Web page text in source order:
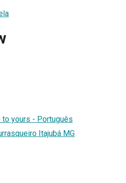
to yours - Português
Itajubá MG